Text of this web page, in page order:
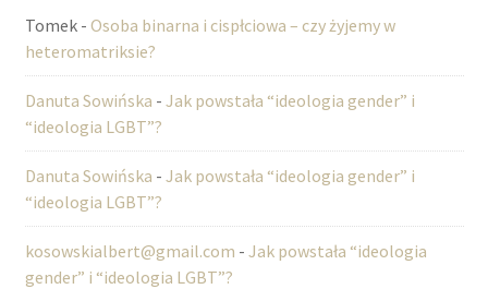
Tomek- Osoba binarna i cispłciowa – czy żyjemy w
heteromatriksie?
Danuta Sowińska - Jak powstała “ideologia gender” i
“ideologia LGBT”?
Danuta Sowińska - Jak powstała “ideologia gender” i
“ideologia LGBT”?
kosowskialbert@gmail.com - Jak powstała “ideologia
gender” i “ideologia LGBT”?